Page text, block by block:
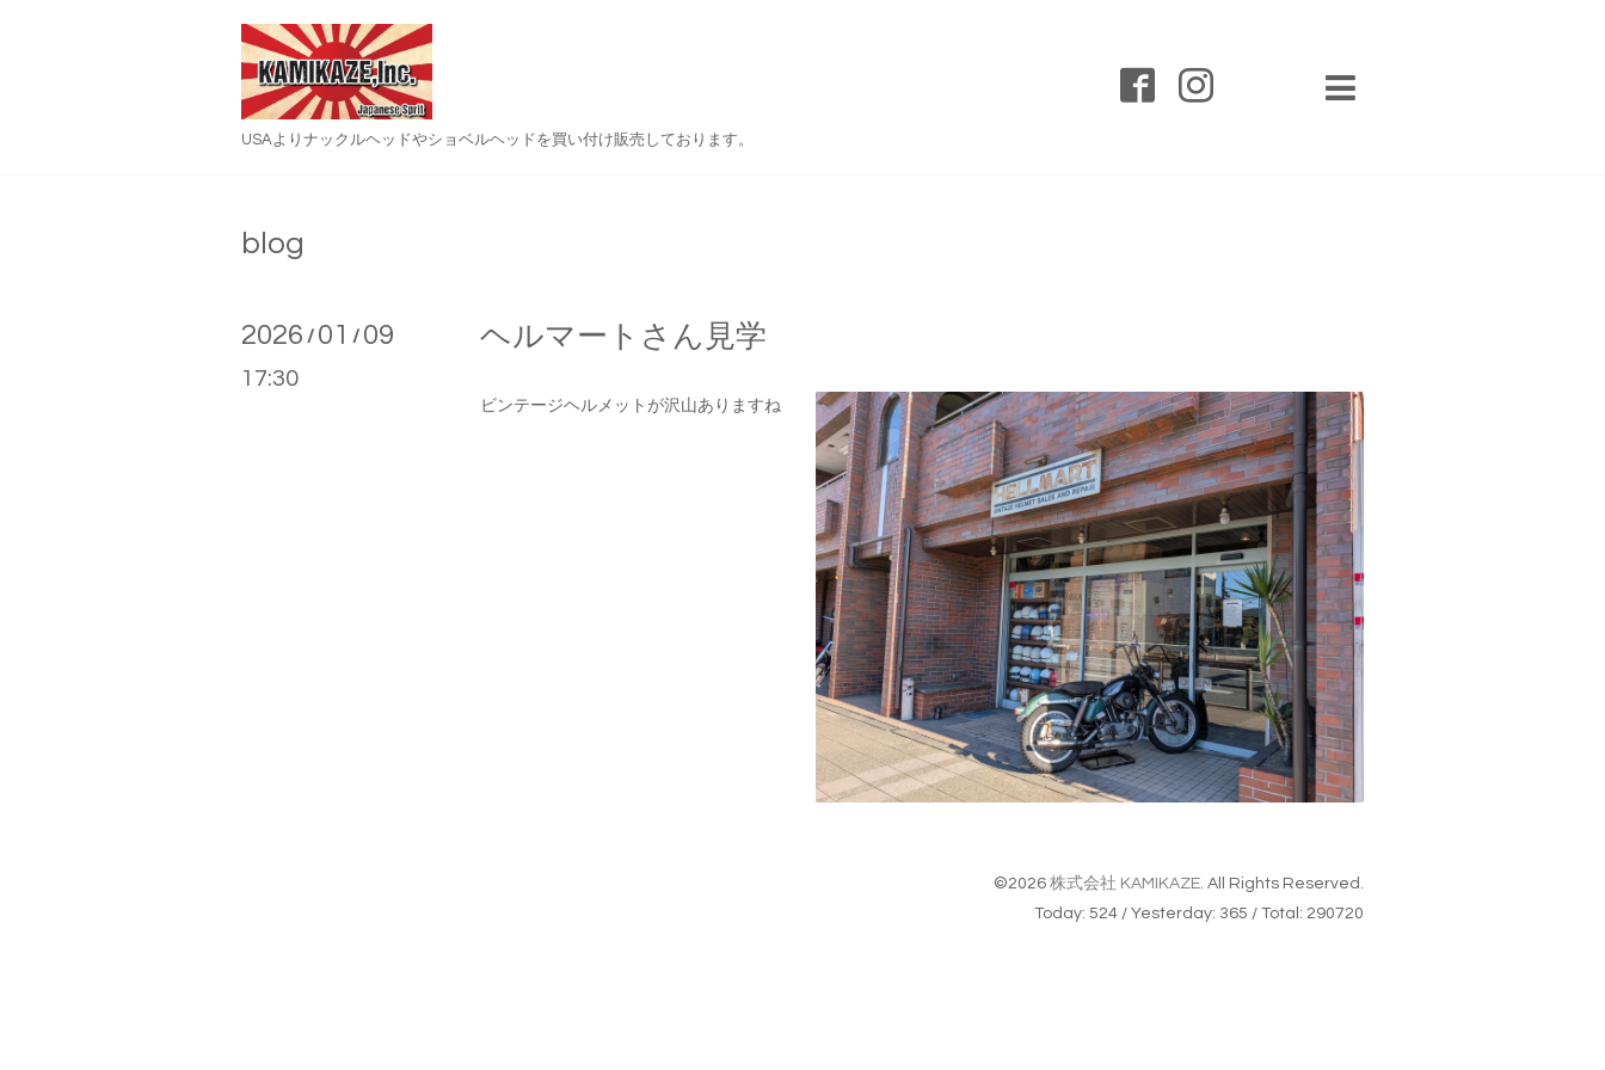
USAよりナックルヘッドやショベルヘッドを買い付け販売しております。
blog
2026 / 01 / 09
17:30
ヘルマートさん見学
ビンテージヘルメットが沢山ありますね
©2026 株式会社 KAMIKAZE. All Rights Reserved.
Today: 524 / Yesterday: 365 / Total: 290720